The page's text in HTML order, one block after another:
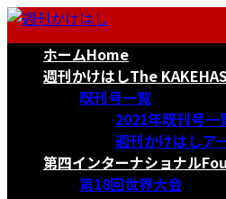
コ
ナ
ホームHome
週刊かけはしThe
既刊号一覧
2021年既刊号一
週刊かけはしア
第四インターナショナル
第18回世界大会